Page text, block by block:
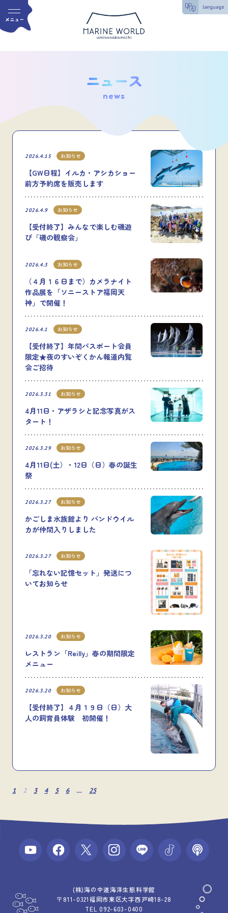
news
2026.4.15 お知らせ
【GW日程】イルカ・アシカショー
前方予約席を販売します
2026.4.9 お知らせ
【受付終了】みんなで楽しむ磯遊
び「磯の観察会」
2026.4.3 お知らせ
（４月１６日まで）カメラナイト
作品展を「ソニーストア福岡天
神」で開催！
2026.4.1 お知らせ
【受付終了】年間パスポート会員
限定★夜のすいぞくかん報道内覧
会ご招待
2026.3.31 お知らせ
4月11日・アザラシと記念写真がス
タート！
2026.3.29 お知らせ
4月11日(土）・12日（日）春の誕生
祭
2026.3.27 お知らせ
かごしま水族館より バンドウイル
カが仲間入りしました
2026.3.27 お知らせ
「忘れない記憶セット」発送につ
いてお知らせ
2026.3.20 お知らせ
レストラン「Reilly」春の期間限定
メニュー
2026.3.20 お知らせ
【受付終了】４月１９日（日）大
人の飼育員体験 初開催！
1 2 3 4 5 6 … 25
(株)海の中道海洋生態科学館
〒811-0321福岡市東区大字西戸崎18-28
TEL 092-603-0400